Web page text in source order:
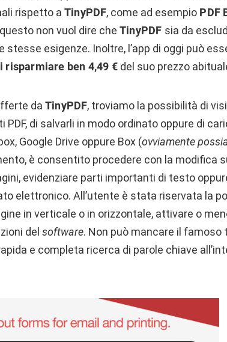
rispetto a TinyPDF, come ad esempio PDF
non vuol dire che TinyPDF sia da
esigenze. Inoltre, l’app di oggi può
risparmiare ben 4,49 €del suo prezzo
da TinyPDF, troviamo la possibilità di
di salvarli in modo ordinato oppure di
Google Drive oppure Box (ovviamente
è consentito procedere con la modifica
evidenziare parti importanti di testo
elettronico. All’utente è stata riservata la
in verticale o in orizzontale, attivare o
del software. Non può mancare il famoso
e completa ricerca di parole chiave